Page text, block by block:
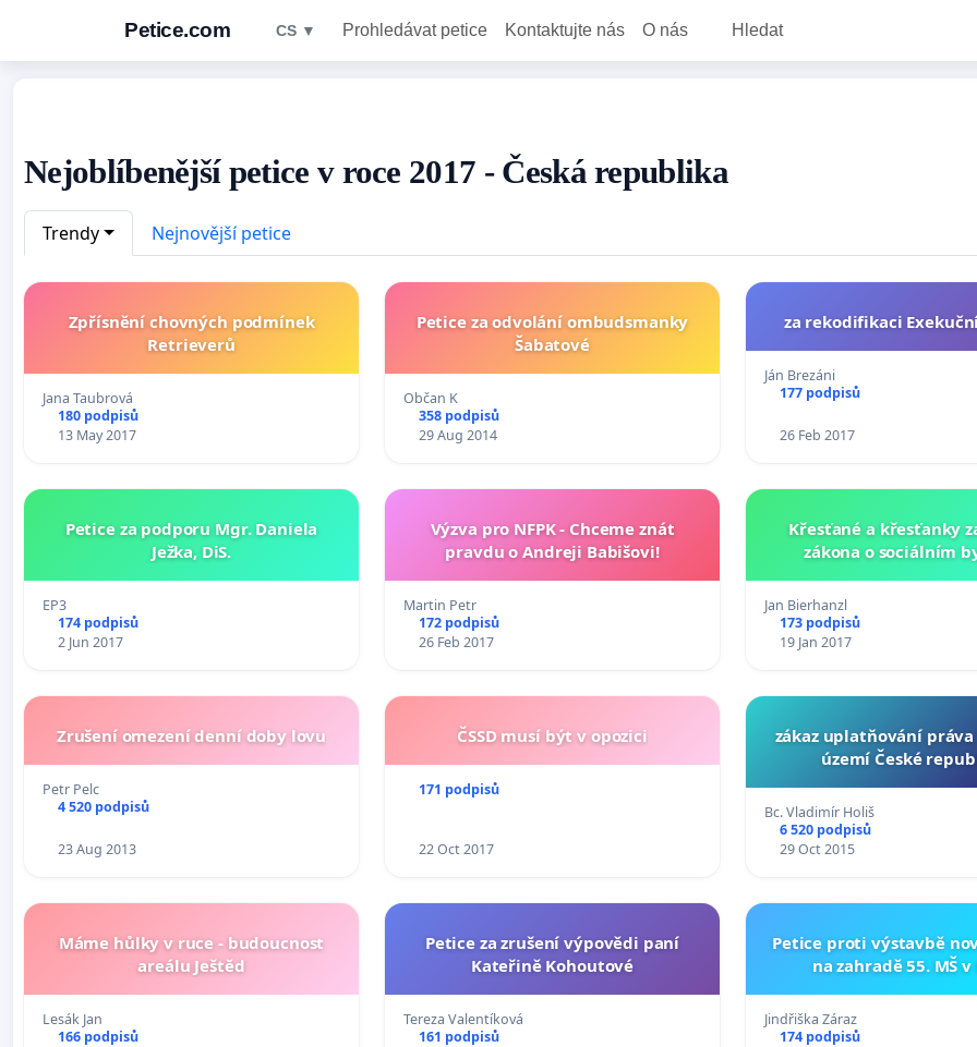
Petice.com CS ▼ Prohledávat petice Kontaktujte nás O nás Hledat
Nejoblíbenější petice v roce 2017 - Česká republika
Trendy Nejnovější petice
Zpřísnění chovných podmínek
Retrieverů
Jana Taubrová
180 podpisů
13 May 2017
Petice za odvolání ombudsmanky
Šabatové
Občan K
358 podpisů
29 Aug 2014
za rekodifikaci
Ján Brezáni
177 podpisů
26 Feb 2017
Petice za podporu Mgr. Daniela
Ježka, DiS.
EP3
174 podpisů
2 Jun 2017
Výzva pro NFPK - Chceme znát
pravdu o Andreji Babišovi!
Martin Petr
172 podpisů
26 Feb 2017
Křesťané a křesťanky
zákona o sociálním
Jan Bierhanzl
173 podpisů
19 Jan 2017
Zrušení omezení denní doby lovu
Petr Pelc
4 520 podpisů
23 Aug 2013
ČSSD musí být v opozici
171 podpisů
22 Oct 2017
zákaz uplatňování
území České
Bc. Vladimír Holiš
6 520 podpisů
29 Oct 2015
Máme hůlky v ruce - budoucnost
areálu Ještěd
Lesák Jan
166 podpisů
Petice za zrušení výpovědi paní
Kateřině Kohoutové
Tereza Valentíková
161 podpisů
Petice proti výstavbě
na zahradě 55. MŠ v
Jindřiška Záraz
174 podpisů